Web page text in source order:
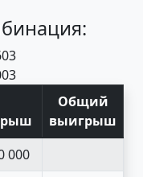
03
03
Общий
выигрыш
000